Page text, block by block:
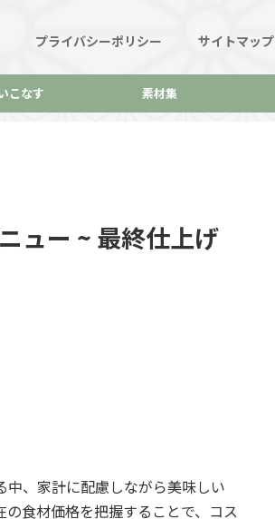
プライバシーポリシー サイトマップ
こなす 素材集
ュー ~ 最終仕上げ
、家計に配慮しながら美味しい
食材価格を把握することで、コス